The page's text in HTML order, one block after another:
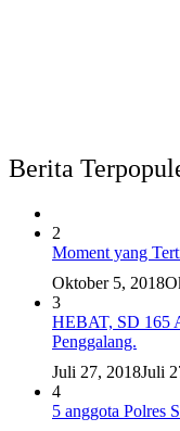
Berita
2
Moment yang
Oktober 5, 2018
3
HEBAT, SD 165
Penggalang.
Juli 27, 2018Juli
4
5 anggota Polres